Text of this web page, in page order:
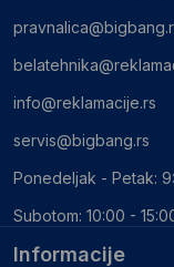
Informacije
info@reklamacije.rs
servis@bigbang.rs
Ponedeljak - Petak:
Subotom: 10:00 -